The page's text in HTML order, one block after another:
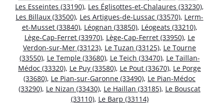
Les Esseintes (33190), Les Églisottes-et-Chalaures (33230),
Les Billaux (33500), Les Artigues-de-Lussac (33570), Lerm-
et-Musset (33840), Léognan (33850), Léogeats (33210),
Lège-Cap-Ferret (33970), Lège-Cap-Ferret (33950), Le
Verdon-sur-Mer (33123), Le Tuzan (33125), Le Tourne
(33550), Le Temple (33680), Le Teich (33470), Le Taillan-
Médoc (33320), Le Puy (33580), Le Pout (33670), Le Porge
(33680), Le Pian-sur-Garonne (33490), Le Pian-Médoc
(33290), Le Nizan (33430), Le Haillan (33185), Le Bouscat
(33110), Le Barp (33114)